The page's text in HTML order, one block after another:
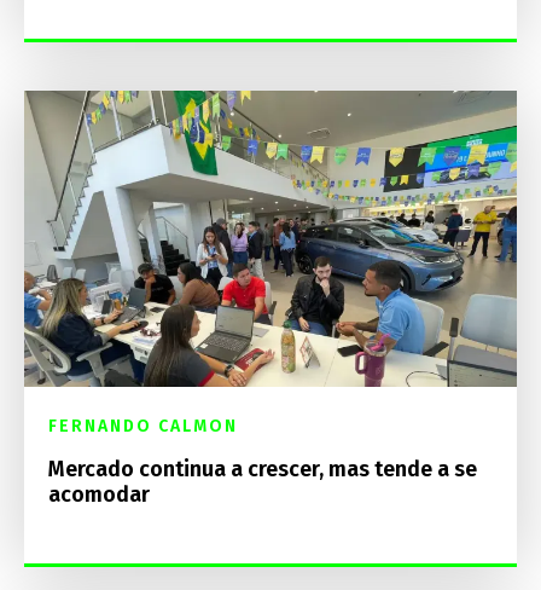
FERNANDO CALMON
Mercado continua a crescer, mas tende a se
acomodar